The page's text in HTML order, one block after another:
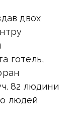
двох
готель,
82 людини
людей